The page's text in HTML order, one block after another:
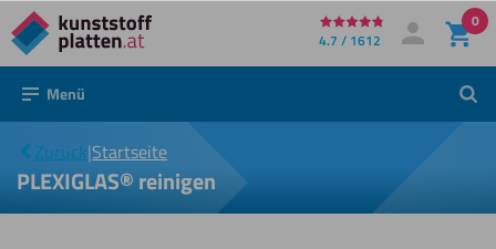
Direkt
zum
Inhalt
4.7 / 1612 Mein Konto
Anmelden
0
Menü
Zurück|Startseite
PLEXIGLAS®
reinigen
PLEXIGLAS® reinigen